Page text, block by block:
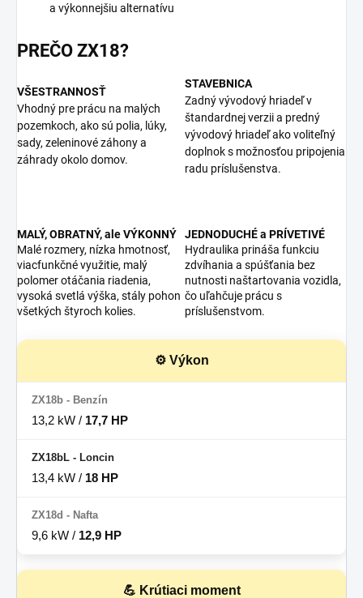
a výkonnejšiu alternatívu
PREČO ZX18?
VŠESTRANNOSŤ
Vhodný pre prácu na malých
pozemkoch, ako sú polia, lúky,
sady, zeleninové záhony a
záhrady okolo domov.
STAVEBNICA
Zadný vývodový hriadeľ v
štandardnej verzii a predný
vývodový hriadeľ ako voliteľný
doplnok s možnosťou pripojenia
radu príslušenstva.
MALÝ, OBRATNÝ, ale VÝKONNÝ
Malé rozmery, nízka hmotnosť,
viacfunkčné využitie, malý
polomer otáčania riadenia,
vysoká svetlá výška, stály pohon
všetkých štyroch kolies.
JEDNODUCHÉ a PRÍVETIVÉ
Hydraulika prináša funkciu
zdvíhania a spúšťania bez
nutnosti naštartovania vozidla,
čo uľahčuje prácu s
príslušenstvom.
⚙️ Výkon
13,2 kW / 17,7 HP
13,4 kW / 18 HP
9,6 kW / 12,9 HP
💪 Krútiaci moment